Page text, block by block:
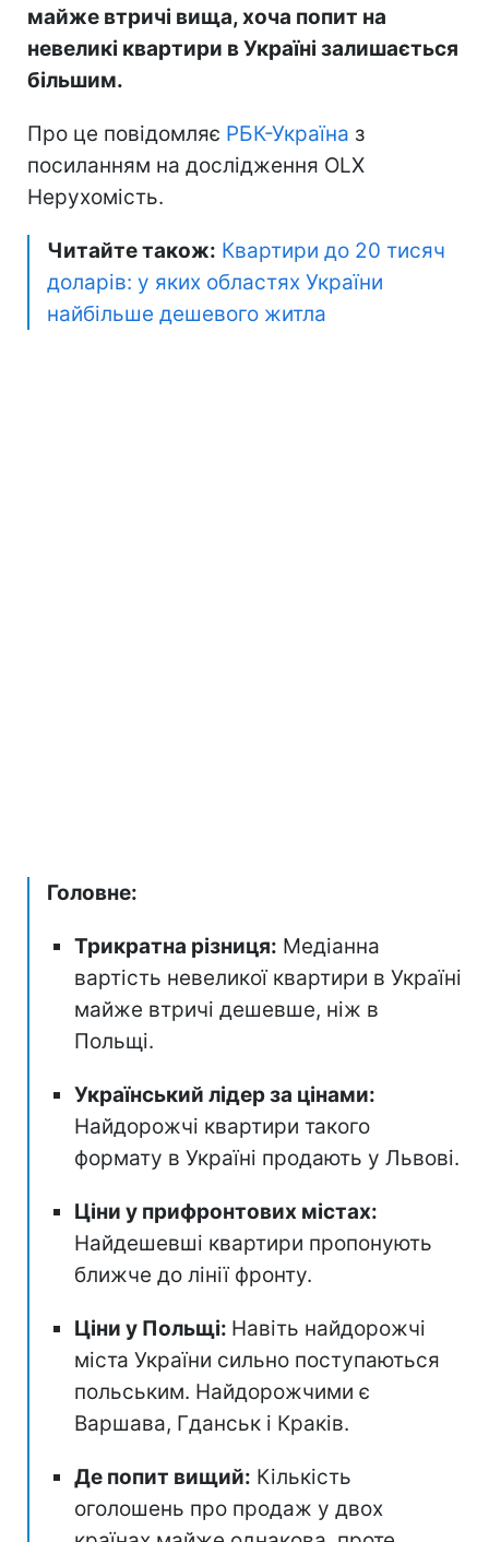
майже втричі вища, хоча попит на
невеликі квартири в Україні залишається
більшим.
Про це повідомляє РБК-Україна з
посиланням на дослідження OLX
Нерухомість.
Читайте також: Квартири до 20 тисяч
доларів: у яких областях України
найбільше дешевого житла
Головне:
Трикратна різниця: Медіанна
вартість невеликої квартири в Україні
майже втричі дешевше, ніж в
Польщі.
Український лідер за цінами:
Найдорожчі квартири такого
формату в Україні продають у Львові.
Ціни у прифронтових містах:
Найдешевші квартири пропонують
ближче до лінії фронту.
Ціни у Польщі: Навіть найдорожчі
міста України сильно поступаються
польським. Найдорожчими є
Варшава, Гданськ і Краків.
Де попит вищий: Кількість
оголошень про продаж у двох